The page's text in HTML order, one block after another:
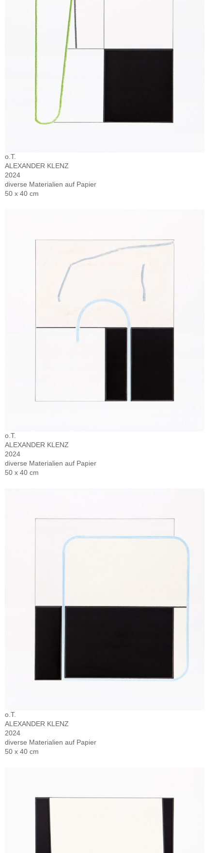
o.T.
ALEXANDER KLENZ
2024
diverse Materialien auf Papier
50 x 40 cm
o.T.
ALEXANDER KLENZ
2024
diverse Materialien auf Papier
50 x 40 cm
o.T.
ALEXANDER KLENZ
2024
diverse Materialien auf Papier
50 x 40 cm